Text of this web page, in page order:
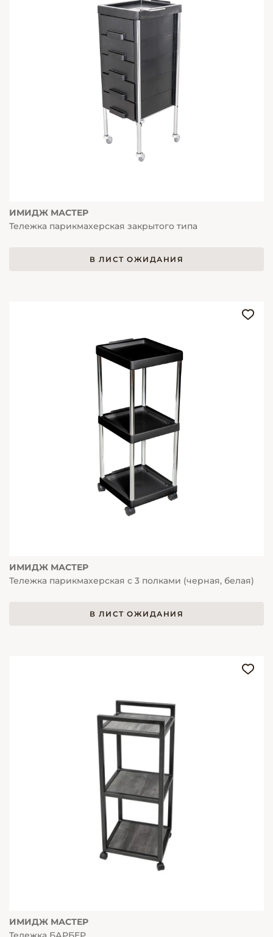
ИМИДЖ МАСТЕР
Тележка парикмахерская закрытого типа
В ЛИСТ ОЖИДАНИЯ
ИМИДЖ МАСТЕР
Тележка парикмахерская с 3 полками (черная, белая)
В ЛИСТ ОЖИДАНИЯ
ИМИДЖ МАСТЕР